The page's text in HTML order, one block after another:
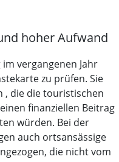
hoher Aufwand
vergangenen Jahr
zu prüfen. Sie
, die die touristischen
finanziellen Beitrag
würden. Bei der
auch ortsansässige
die nicht vom